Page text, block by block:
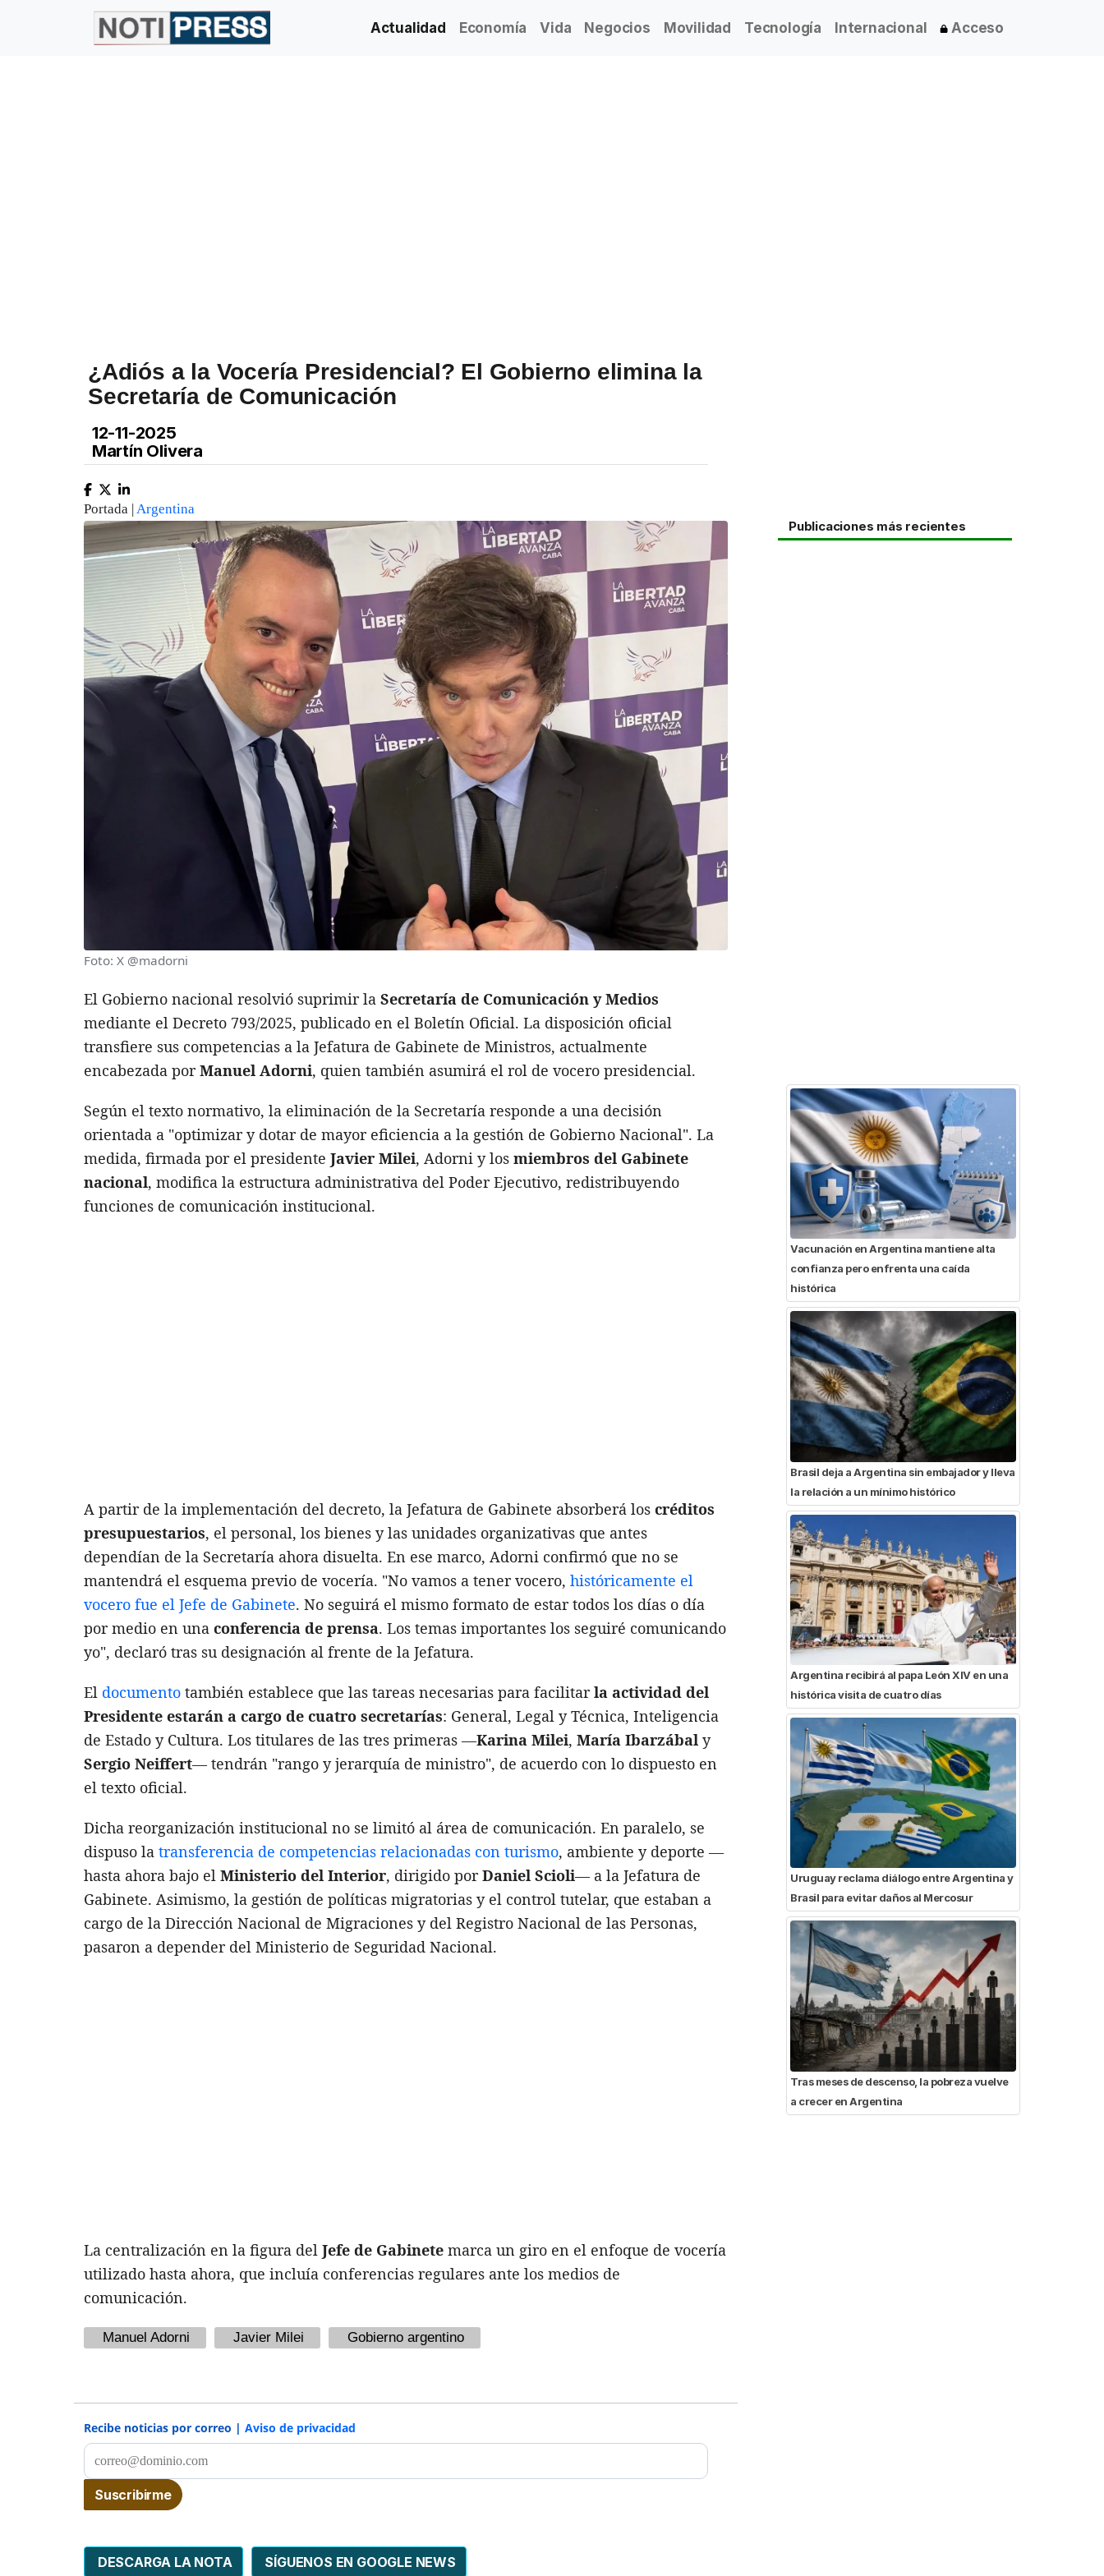
Actualidad Economía Vida Negocios Movilidad Tecnología Internacional Acceso
¿Adiós a la Vocería Presidencial? El Gobierno elimina la
Secretaría de Comunicación
12-11-2025
Martín Olivera
Portada |Argentina
Foto: X @madorni
El Gobierno nacional resolvió suprimir la Secretaría de Comunicación y Medios
mediante el Decreto 793/2025, publicado en el Boletín Oficial. La disposición oficial
transfiere sus competencias a la Jefatura de Gabinete de Ministros, actualmente
encabezada porManuel Adorni, quien también asumirá el rol de vocero presidencial.
Según el texto normativo, la eliminación de la Secretaría responde a una decisión
orientada a "optimizar y dotar de mayor eficiencia a la gestión de Gobierno Nacional". La
medida, firmada por el presidente Javier Milei, Adorni y los miembros del Gabinete
nacional, modifica la estructura administrativa del Poder Ejecutivo, redistribuyendo
funciones de comunicación institucional.
A partir de la implementación del decreto, la Jefatura de Gabinete absorberá los créditos
presupuestarios, el personal, los bienes y las unidades organizativas que antes
dependían de la Secretaría ahora disuelta. En ese marco, Adorni confirmó que no se
mantendrá el esquema previo de vocería. "No vamos a tener vocero, históricamente el
vocero fue el Jefe de Gabinete. No seguirá el mismo formato de estar todos los días o día
por medio en una conferencia de prensa. Los temas importantes los seguiré comunicando
yo", declaró tras su designación al frente de la Jefatura.
El documento también establece que las tareas necesarias para facilitarla actividad del
Presidente estarán a cargo de cuatro secretarías: General, Legal y Técnica, Inteligencia
de Estado y Cultura. Los titulares de las tres primeras —Karina Milei, María Ibarzábal y
Sergio Neiffert— tendrán "rango y jerarquía de ministro", de acuerdo con lo dispuesto en
el texto oficial.
Dicha reorganización institucional no se limitó al área de comunicación. En paralelo, se
dispuso la transferencia de competencias relacionadas con turismo, ambiente y deporte —
hasta ahora bajo el Ministerio del Interior, dirigido porDaniel Scioli— a la Jefatura de
Gabinete. Asimismo, la gestión de políticas migratorias y el control tutelar, que estaban a
cargo de la Dirección Nacional de Migraciones y del Registro Nacional de las Personas,
pasaron a depender del Ministerio de Seguridad Nacional.
La centralización en la figura del Jefe de Gabinete marca un giro en el enfoque de vocería
utilizado hasta ahora, que incluía conferencias regulares ante los medios de
comunicación.
Manuel Adorni Javier Milei Gobierno argentino
Recibe noticias por correo | Aviso de privacidad
DESCARGA LA NOTA SÍGUENOS EN GOOGLE NEWS
Publicaciones más recientes
Vacunación en Argentina mantiene alta
confianza pero enfrenta una caída
histórica
Brasil deja a Argentina sin embajador y lleva
la relación a un mínimo histórico
Argentina recibirá al papa León XIV en una
histórica visita de cuatro días
Uruguay reclama diálogo entre Argentina y
Brasil para evitar daños al Mercosur
Tras meses de descenso, la pobreza vuelve
a crecer en Argentina